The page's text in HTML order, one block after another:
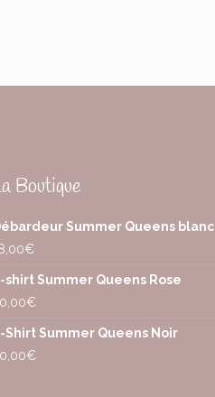
Boutique
Summer Queens blanc
€
shirt Summer Queens Rose
€
Shirt Summer Queens Noir
€